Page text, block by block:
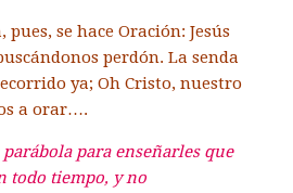
pues, se hace Oración: Jesús
perdón. La senda
ya; Oh Cristo, nuestro
a orar….
parábola para enseñarles que
todo tiempo, y no